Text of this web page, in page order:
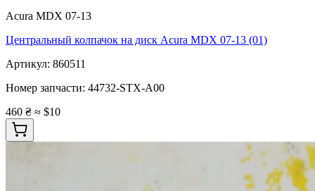
Acura MDX 07-13
Центральный колпачок на диск Acura MDX 07-13 (01)
Артикул: 860511
Номер запчасти: 44732-STX-A00
460 ₴ ≈ $10